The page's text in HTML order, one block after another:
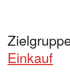
Einkauf